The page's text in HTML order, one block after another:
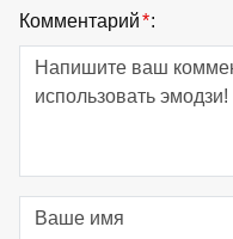
Комментарий*: